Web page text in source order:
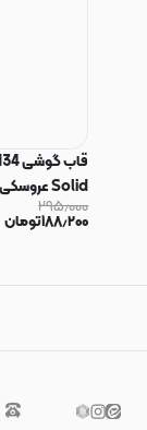
نسکافه ای کد 24
۲۹۵٫۰۰۰
۱۸۸٫۲۰۰تومان